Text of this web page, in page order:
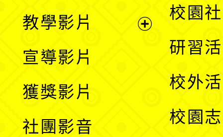
選
教學影片
宣導影片
獲獎影片
社團影音
校園
研習
校外
校園